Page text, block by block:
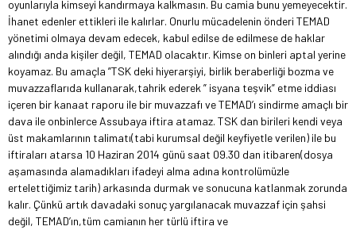
oyunlarıyla kimseyi kandırmaya kalkmasın. Bu camia bunu yemeyecektir.
İhanet edenler ettikleri ile kalırlar. Onurlu mücadelenin önderi TEMAD
yönetimi olmaya devam edecek, kabul edilse de edilmese de haklar
alındığı anda kişiler değil, TEMAD olacaktır. Kimse on binleri aptal yerine
koyamaz. Bu amaçla ”TSK deki hiyerarşiyi, birlik beraberliği bozma ve
muvazzaflarıda kullanarak,tahrik ederek ” isyana teşvik” etme iddiası
içeren bir kanaat raporu ile bir muvazzafı ve TEMAD’ı sindirme amaçlı bir
dava ile onbinlerce Assubaya iftira atamaz. TSK dan birileri kendi veya
üst makamlarının talimatı(tabi kurumsal değil keyfiyetle verilen) ile bu
iftiraları atarsa 10 Haziran 2014 günü saat 09.30 dan itibaren(dosya
aşamasında alamadıkları ifadeyi alma adına kontrolümüzle
ertelettiğimiz tarih) arkasında durmak ve sonucuna katlanmak zorunda
kalır. Çünkü artık davadaki sonuç yargılanacak muvazzaf için şahsi
değil, TEMAD’ın,tüm camianın her türlü iftira ve